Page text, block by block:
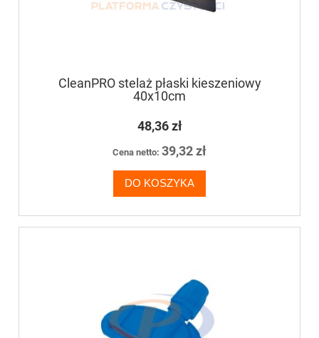
CleanPRO stelaż płaski kieszeniowy
40x10cm
48,36 zł
Cena netto: 39,32 zł
DO KOSZYKA